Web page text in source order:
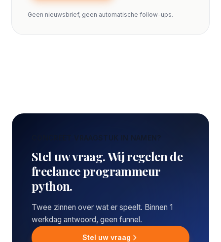
Geen nieuwsbrief, geen automatische follow-ups.
CONCREET VRAAGSTUK IN NAMEN?
Stel uw vraag. Wij regelen de
freelance programmeur
python.
Twee zinnen over wat er speelt. Binnen 1
werkdag antwoord, geen funnel.
Stel uw vraag